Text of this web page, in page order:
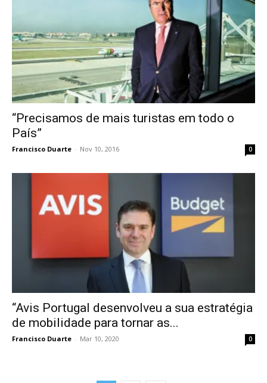
“Precisamos de mais turistas em todo o
País”
Francisco Duarte - Nov 10, 2016 0
“Avis Portugal desenvolveu a sua estratégia
de mobilidade para tornar as...
Francisco Duarte - Mar 10, 2020 0